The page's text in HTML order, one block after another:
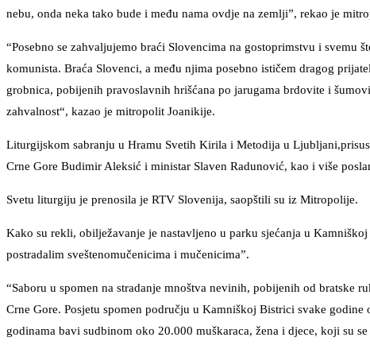
nebu, onda neka tako bude i među nama ovdje na zemlji”, rekao je
“Posebno se zahvaljujemo braći Slovencima na gostoprimstvu i svemu
komunista. Braća Slovenci, a među njima posebno ističem dragog
grobnica, pobijenih pravoslavnih hrišćana po jarugama brdovite i
zahvalnost“, kazao je mitropolit Joanikije.
Liturgijskom sabranju u Hramu Svetih Kirila i Metodija u
Crne Gore Budimir Aleksić i ministar Slaven Radunović, kao i više
Svetu liturgiju je prenosila je RTV Slovenija, saopštili su iz Mitropolije.
Kako su rekli, obilježavanje je nastavljeno u parku sjećanja u
postradalim sveštenomučenicima i mučenicima”.
“Saboru u spomen na stradanje mnoštva nevinih, pobijenih od bratske
Crne Gore. Posjetu spomen području u Kamniškoj Bistrici svake
godinama bavi sudbinom oko 20.000 muškaraca, žena i djece, koji su